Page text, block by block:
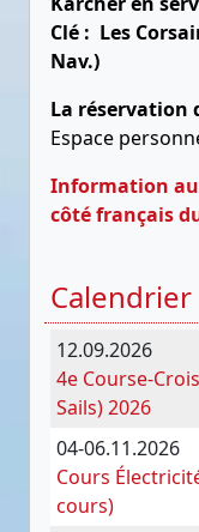
Clé : Les
Nav.)
La réservation
Espace
Information
côté français
Calendrier
12.09.2026
4e Course-
Sails) 2026
04-06.11.2026
Cours
cours)